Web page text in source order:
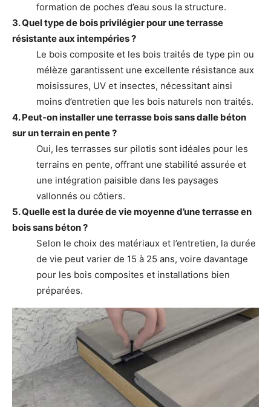
formation de poches d’eau sous la structure.
3. Quel type de bois privilégier pour une terrasse
résistante aux intempéries ?
Le bois composite et les bois traités de type pin ou
mélèze garantissent une excellente résistance aux
moisissures, UV et insectes, nécessitant ainsi
moins d’entretien que les bois naturels non traités.
4. Peut-on installer une terrasse bois sans dalle béton
sur un terrain en pente ?
Oui, les terrasses sur pilotis sont idéales pour les
terrains en pente, offrant une stabilité assurée et
une intégration paisible dans les paysages
vallonnés ou côtiers.
5. Quelle est la durée de vie moyenne d’une terrasse en
bois sans béton ?
Selon le choix des matériaux et l’entretien, la durée
de vie peut varier de 15 à 25 ans, voire davantage
pour les bois composites et installations bien
préparées.